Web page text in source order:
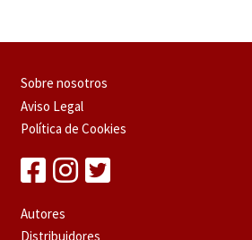
Sobre nosotros
Aviso Legal
Política de Cookies
Autores
Distribuidores